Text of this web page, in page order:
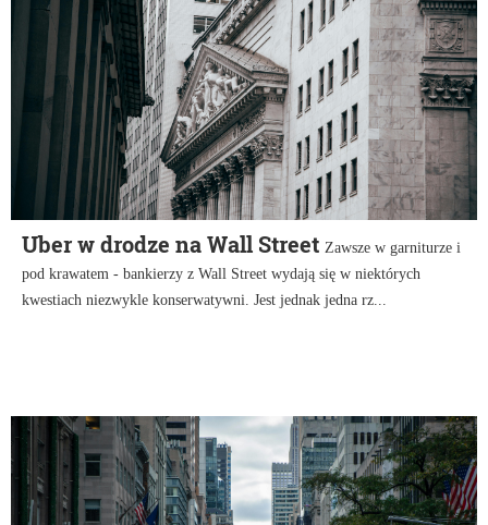
Uber w drodze na Wall Street Zawsze w garniturze i
pod krawatem - bankierzy z Wall Street wydają się w niektórych
kwestiach niezwykle konserwatywni. Jest jednak jedna rz...